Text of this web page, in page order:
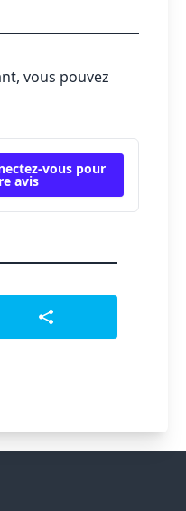
vous pouvez
vous pour
avis